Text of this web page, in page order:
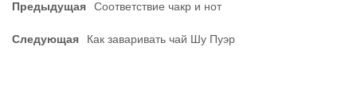
Предыдущая Соответствие чакр и нот
Следующая Как заваривать чай Шу Пуэр